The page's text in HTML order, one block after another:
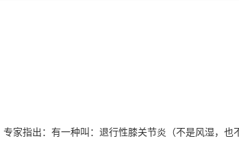
家指出：有一种叫：退行性膝关节炎（不是风湿，也